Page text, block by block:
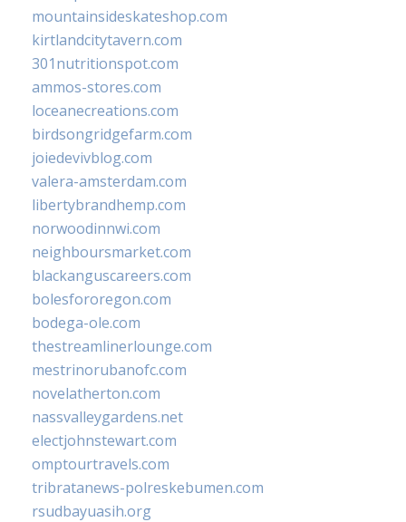
mountainsideskateshop.com
kirtlandcitytavern.com
301nutritionspot.com
ammos-stores.com
loceanecreations.com
birdsongridgefarm.com
joiedevivblog.com
valera-amsterdam.com
libertybrandhemp.com
norwoodinnwi.com
neighboursmarket.com
blackanguscareers.com
bolesfororegon.com
bodega-ole.com
thestreamlinerlounge.com
mestrinorubanofc.com
novelatherton.com
nassvalleygardens.net
electjohnstewart.com
omptourtravels.com
tribratanews-polreskebumen.com
rsudbayuasih.org